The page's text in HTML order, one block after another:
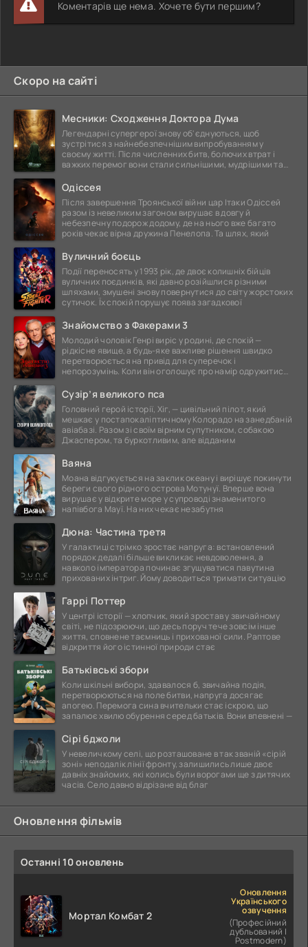
Коментарів ще нема. Хочете бути першим?
Скоро на сайті
Месники: Сходження Доктора Дума
Легендарні супергерої знову об'єднуються, щоб
зустрітися з найнебезпечнішим випробуванням у
своєму житті. Після численних битв, болючих втрат і
важких перемог вони стали сильнішими, мудрішими та
Одіссея
Після завершення Троянської війни цар Ітаки Одіссей
разом із невеликим загоном вирушає в довгу й
небезпечну подорож додому, де на нього вже багато
років чекає вірна дружина Пенелопа. Та шлях, який
Вуличний боєць
Події переносять у 1993 рік, де двоє колишніх бійців
вуличних поєдинків, які давно розійшлися різними
шляхами, змушені знову повернутися до світу жорстоких
сутичок. Їх спокій порушує поява загадкової
Знайомство з Факерами 3
Молодий чоловік Генрі виріс у родині, де спокій —
рідкісне явище, а будь-яке важливе рішення швидко
перетворюється на привід для суперечок і
непорозумінь. Коли він оголошує про намір одружитися,
Сузір’я великого пса
Головний герой історії, Хіг, — цивільний пілот, який
мешкає у постапокаліптичному Колорадо на занедбаній
авіабазі. Разом зі своїм вірним супутником, собакою
Джаспером, та буркотливим, але відданим
Ваяна
Моана відгукується на заклик океану і вирішує покинути
береги свого рідного острова Мотунуї. Вперше вона
вирушає у відкрите море у супроводі знаменитого
напівбога Мауї. На них чекає незабутня
Дюна: Частина третя
У галактиці стрімко зростає напруга: встановлений
порядок дедалі більше викликає невдоволення, а
навколо імператора починає згущуватися павутина
прихованих інтриг. Йому доводиться тримати ситуацію
Гаррі Поттер
У центрі історії — хлопчик, який зростав у звичайному
світі, не підозрюючи, що десь поруч тече зовсім інше
життя, сповнене таємниць і прихованої сили. Раптове
відкриття його істинної природи стає
Батьківські збори
Коли шкільні вибори, здавалося б, звичайна подія,
перетворюються на поле битви, напруга досягає
апогею. Перемога сина вчительки стає іскрою, що
запалює хвилю обурення серед батьків. Вони впевнені —
Сірі бджоли
У невеличкому селі, що розташоване в так званій «сірій
зоні» неподалік лінії фронту, залишились лише двоє
давніх знайомих, які колись були ворогами ще з дитячих
часів. Село давно відрізане від благ
Оновлення фільмів
Останні 10 оновлень
Мортал Комбат 2
Оновлення
Українського
озвучення
(Професійний
дубльований |
Postmodern)